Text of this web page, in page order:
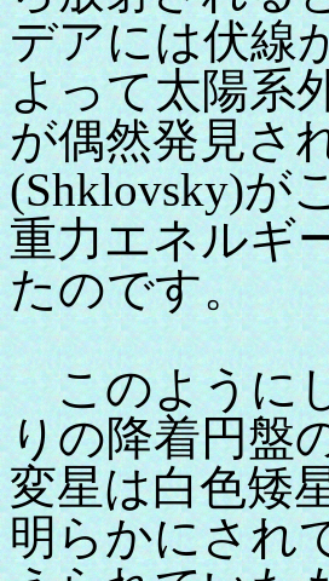
デアには伏線
よって太陽系
が偶然発見さ
(Shklovsky)が
重力エネルギ
たのです。
このようにし
りの降着円盤
変星は白色矮
明らかにされ